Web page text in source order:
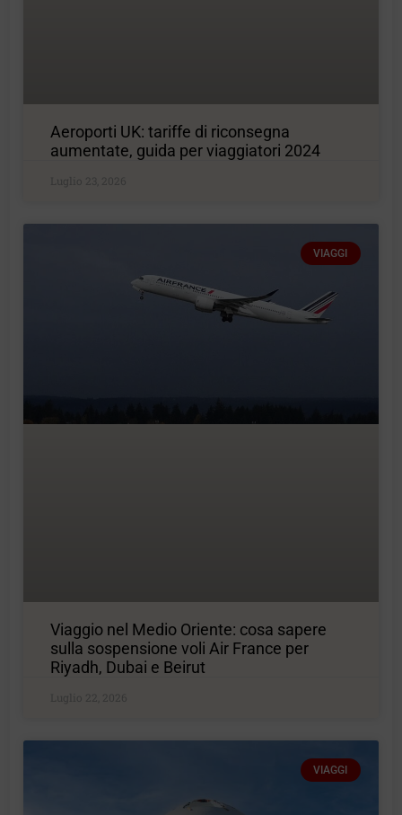
Aeroporti UK: tariffe di riconsegna
aumentate, guida per viaggiatori 2024
Luglio 23, 2026
VIAGGI
Viaggio nel Medio Oriente: cosa sapere
sulla sospensione voli Air France per
Riyadh, Dubai e Beirut
Luglio 22, 2026
VIAGGI